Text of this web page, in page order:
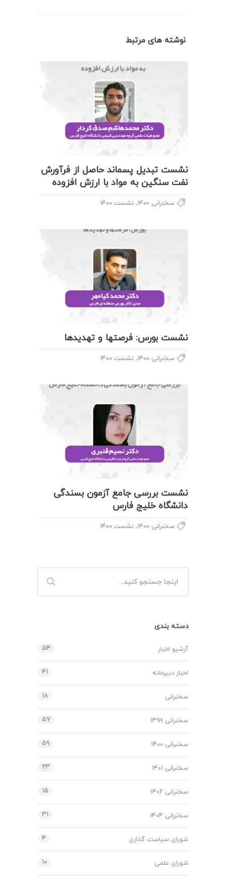
نوشته های مرتبط
نشست تبدیل پسماند حاصل از فرآورش
نفت سنگین به مواد با ارزش افزوده
سخنرانی ۱۴۰۰ , نشست ۱۴۰۰
نشست بورس: فرصتها و تهدیدها
سخنرانی ۱۴۰۰ , نشست ۱۴۰۰
نشست بررسی جامع آزمون بسندگی
دانشگاه خلیج فارس
سخنرانی ۱۴۰۰ , نشست ۱۴۰۰
دسته بندی
آرشیو اخبار ۵۴
اخبار دبیرخانه ۴۱
سخنرانی ۱۸
سخنرانی ۱۳۹۹ ۵۷
سخنرانی ۱۴۰۰ ۵۹
سخنرانی ۱۴۰۱ ۲۳
سخنرانی ۱۴۰۲ ۱۵
سخنرانی ۱۴۰۴ ۳۱
شورای سیاست گذاری ۴
شورای علمی ۱۰